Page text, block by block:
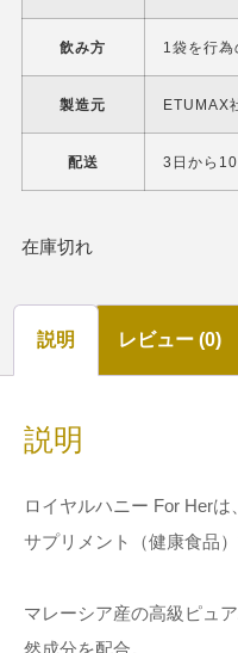
飲み方 1袋を行為
製造元 ETUMAX
配送 3日から10
在庫切れ
説明 レビュー (0)
説明
ロイヤルハニー For Her
サプリメント（健康食品）
マレーシア産の高級ピュ
然成分を配合。